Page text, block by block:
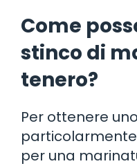
Come
stinco di
tenero?
Per ottenere
per una